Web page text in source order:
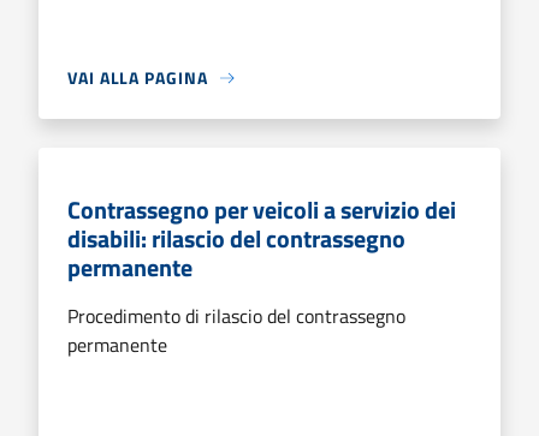
VAI ALLA PAGINA
Contrassegno per veicoli a servizio dei
disabili: rilascio del contrassegno
permanente
Procedimento di rilascio del contrassegno
permanente